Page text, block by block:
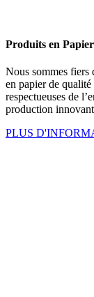
Produits en
Nous sommes fiers
en papier de
respectueuses de
production
PLUS